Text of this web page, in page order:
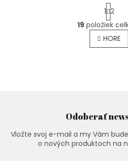
O
v
l
r
v
k
y
S
t
r
á
n
k
1 2
19 položiek
HORE
Odoberať
Vložte svoj e-mail a my Vám
o nových produktoch na